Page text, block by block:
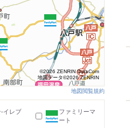
©2026 ZENRIN DataCom
地図データ©2026 ZENRIN
地図閲覧規約
イレブ
ファミリーマ
ート